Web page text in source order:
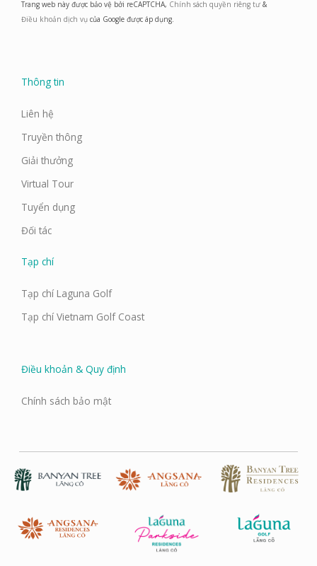
b
o
a
g
e
d
u
b
Trang web này được bảo vệ bởi reCAPTCHA, Chính sách quyền riêng tư &
Điều khoản dịch vụ của Google được áp dụng.
Thông tin
Liên hệ
Truyền thông
Giải thưởng
Virtual Tour
Tuyển dụng
Đối tác
Tạp chí
Tạp chí Laguna Golf
Tạp chí Vietnam Golf Coast
Điều khoản & Quy định
Chính sách bảo mật